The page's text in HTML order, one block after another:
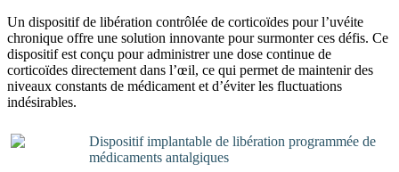
Un dispositif de libération contrôlée de corticoïdes pour l’uvéite
chronique offre une solution innovante pour surmonter ces défis. Ce
dispositif est conçu pour administrer une dose continue de
corticoïdes directement dans l’œil, ce qui permet de maintenir des
niveaux constants de médicament et d’éviter les fluctuations
indésirables.
Dispositif implantable de libération programmée de
médicaments antalgiques